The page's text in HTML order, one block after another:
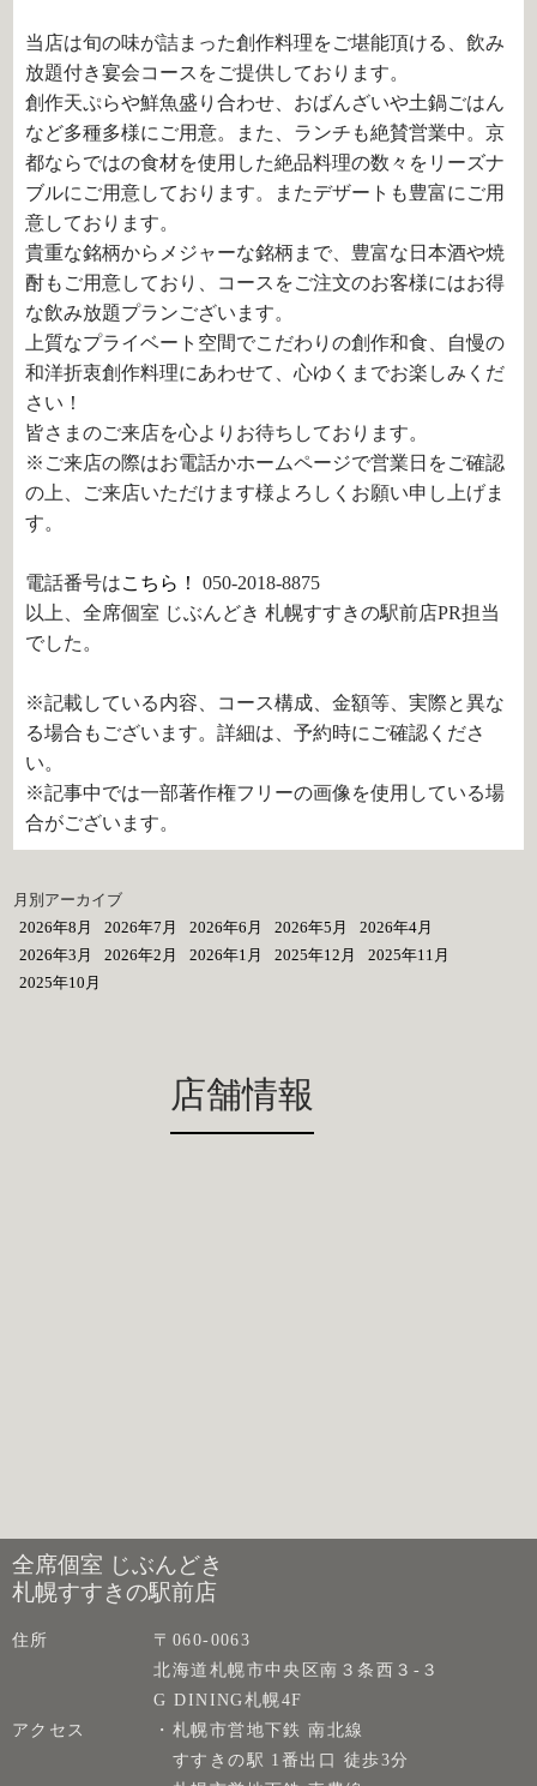
当店は旬の味が詰まった創作料理をご堪能頂ける、飲み
放題付き宴会コースをご提供しております。
創作天ぷらや鮮魚盛り合わせ、おばんざいや土鍋ごはん
など多種多様にご用意。また、ランチも絶賛営業中。京
都ならではの食材を使用した絶品料理の数々をリーズナ
ブルにご用意しております。またデザートも豊富にご用
意しております。
貴重な銘柄からメジャーな銘柄まで、豊富な日本酒や焼
酎もご用意しており、コースをご注文のお客様にはお得
な飲み放題プランございます。
上質なプライベート空間でこだわりの創作和食、自慢の
和洋折衷創作料理にあわせて、心ゆくまでお楽しみくだ
さい！
皆さまのご来店を心よりお待ちしております。
※ご来店の際はお電話かホームページで営業日をご確認
の上、ご来店いただけます様よろしくお願い申し上げま
す。
電話番号はこちら！050-2018-8875
以上、全席個室 じぶんどき 札幌すすきの駅前店PR担当
でした。
※記載している内容、コース構成、金額等、実際と異な
る場合もございます。詳細は、予約時にご確認くださ
い。
※記事中では一部著作権フリーの画像を使用している場
合がございます。
月別アーカイブ
2026年8月
2026年7月 2026年6月 2026年5月
2026年4月
2026年3月
2026年2月 2026年1月 2025年12月
2025年11月
2025年10月
店舗情報
全席個室 じぶんどき
札幌すすきの駅前店
住所
〒060-0063
北海道札幌市中央区南３条西３-３
G DINING札幌4F
アクセス
・札幌市営地下鉄 南北線
すすきの駅 1番出口 徒歩3分